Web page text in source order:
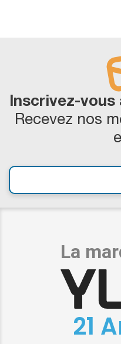
Inscrivez-
Recevez nos
21